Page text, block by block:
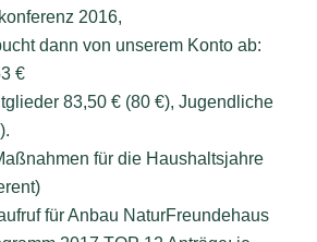
2016,
dann von unserem Konto ab:
€
83,50 € (80 €), Jugendliche
für die Haushaltsjahre
für Anbau NaturFreundehaus